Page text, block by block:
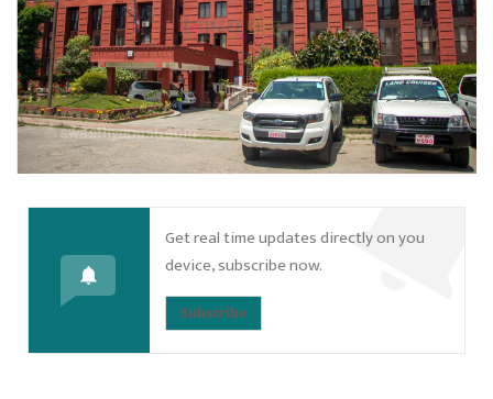
Get real time updates directly on you
device, subscribe now.
Subscribe